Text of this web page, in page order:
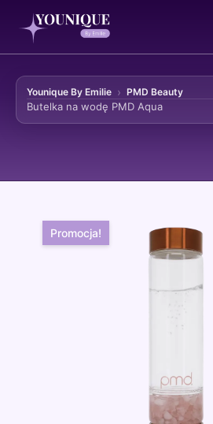
Younique By Emilie PMD Beauty
Butelka na wodę PMD Aqua
Przejdź do treści
Promocja!